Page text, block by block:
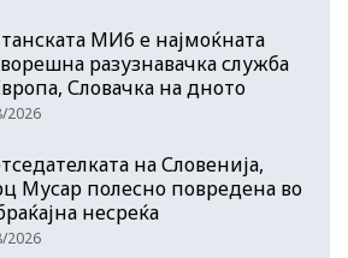
МИ6 е најмоќната
разузнавачка служба
Словачка на дното
2026
на Словенија,
Мусар полесно повредена во
несреќа
2026